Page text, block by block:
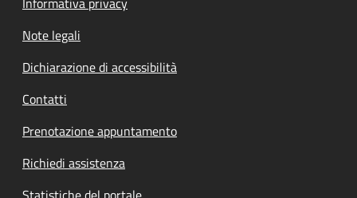
Note legali
Dichiarazione di accessibilità
Contatti
Prenotazione appuntamento
Richiedi assistenza